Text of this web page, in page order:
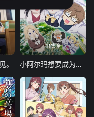
。
11集全
小阿尔玛想要成为家人